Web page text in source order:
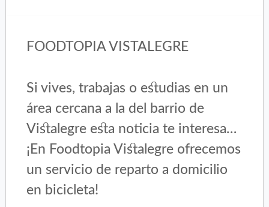
FOODTOPIA VISTALEGRE
Si vives, trabajas o estudias en un
área cercana a la del barrio de
Vistalegre esta noticia te interesa…
¡En Foodtopia Vistalegre ofrecemos
un servicio de reparto a domicilio
en bicicleta!